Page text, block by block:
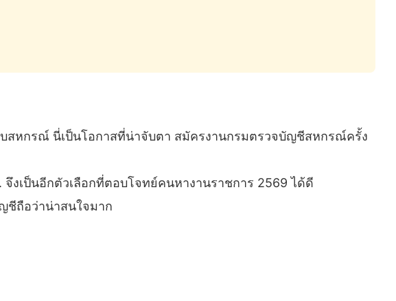
หกรณ์ นี่เป็นโอกาสที่น่าจับตา สมัครงานกรมตรวจบัญชีสหกรณ์ครั้ง
งเป็นอีกตัวเลือกที่ตอบโจทย์คนหางานราชการ 2569 ได้ดี
ชีถือว่าน่าสนใจมาก